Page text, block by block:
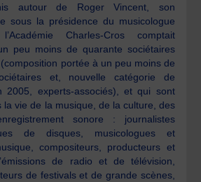
autour de Roger Vincent, son
sous la présidence du musicologue
Charles-Cros comptait
peu moins de quarante sociétaires
portée à un peu moins de
et, nouvelle catégorie de
2005, experts-associés), et qui sont
la vie de la musique, de la culture, des
sonore : journalistes
de disques, musicologues et
compositeurs, producteurs et
de radio et de télévision,
de festivals et de grande scènes,